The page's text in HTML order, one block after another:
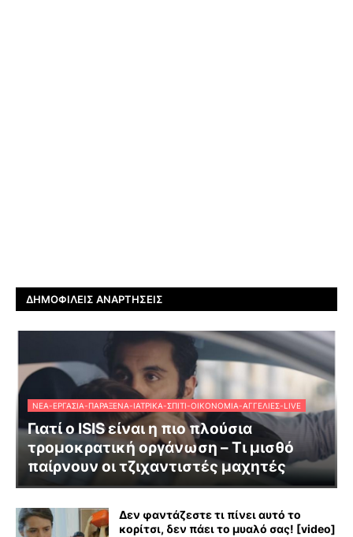
ΔΗΜΟΦΙΛΕΊΣ ΑΝΑΡΤΉΣΕΙΣ
ΝΈΑ-ΕΡΓΑΣΊΑ-ΠΑΡΆΞΕΝΑ-ΙΑΤΡΙΚΆ-ΣΠΊΤΙ-ΟΙΚΟΝΟΜΊΑ-ΑΓΓΕΛΊΕΣ-LIVE
Γιατί ο ISIS είναι η πιο πλούσια
τρομοκρατική οργάνωση – Τι μισθό
παίρνουν οι τζιχαντιστές μαχητές
Δεν φαντάζεστε τι πίνει αυτό το
κορίτσι, δεν πάει το μυαλό σας! [video]